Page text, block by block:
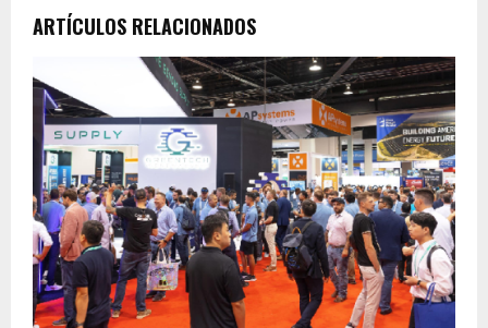
ARTÍCULOS RELACIONADOS